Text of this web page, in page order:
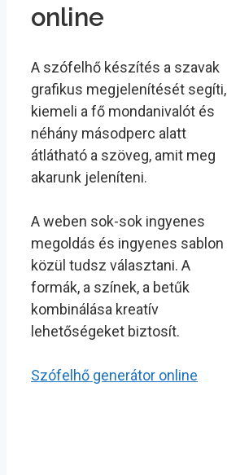
online
A szófelhő készítés a szavak
grafikus megjelenítését segíti,
kiemeli a fő mondanivalót és
néhány másodperc alatt
átlátható a szöveg, amit meg
akarunk jeleníteni.
A weben sok-sok ingyenes
megoldás és ingyenes sablon
közül tudsz választani. A
formák, a színek, a betűk
kombinálása kreatív
lehetőségeket biztosít.
Szófelhő generátor online